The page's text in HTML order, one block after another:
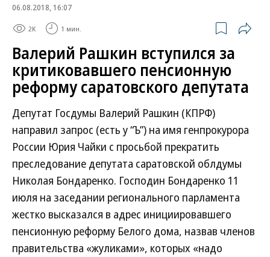
06.08.2018, 16:07
2K 1 мин.
Валерий Рашкин вступился за
критиковавшего пенсионную
реформу саратовского депутата
Депутат Госдумы Валерий Рашкин (КПРФ)
направил запрос (есть у “Ъ”) на имя генпрокурора
России Юрия Чайки с просьбой прекратить
преследование депутата саратовской облдумы
Николая Бондаренко. Господин Бондаренко 11
июля на заседании регионального парламента
жестко высказался в адрес инициировавшего
пенсионную реформу Белого дома, назвав членов
правительства «жуликами», которых «надо